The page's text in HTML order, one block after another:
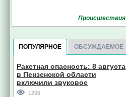
Проиcшествия
ПОПУЛЯРНОЕ ОБСУЖДАЕМОЕ
Ракетная опасность: 8 августа
в Пензенской области
включили звуковое
оповещение
1299